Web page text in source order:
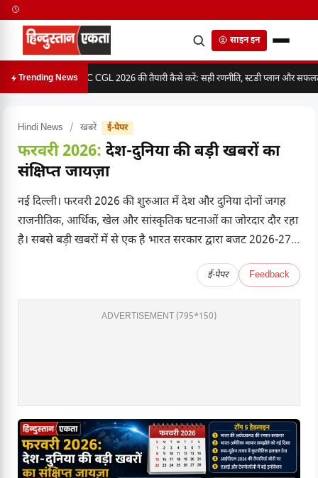
साइन इन
Trending NewsSSC CGL 2026 की तैयारी कैसे करें: सही रणनीति, स्टडी प्लान और
Hindi News / खबरें ई-पेपर
फरवरी 2026: देश-दुनिया की बड़ी खबरों का
संक्षिप्त जायज़ा
नई दिल्ली। फरवरी 2026 की शुरुआत में देश और दुनिया दोनों जगह
राजनीतिक, आर्थिक, खेल और सांस्कृतिक घटनाओं का जोरदार दौर रहा
है। सबसे बड़ी खबरों में से एक है भारत सरकार द्वारा बजट 2026-27...
ई-पेपर Feedback
ADVERTISEMENT (795*150)